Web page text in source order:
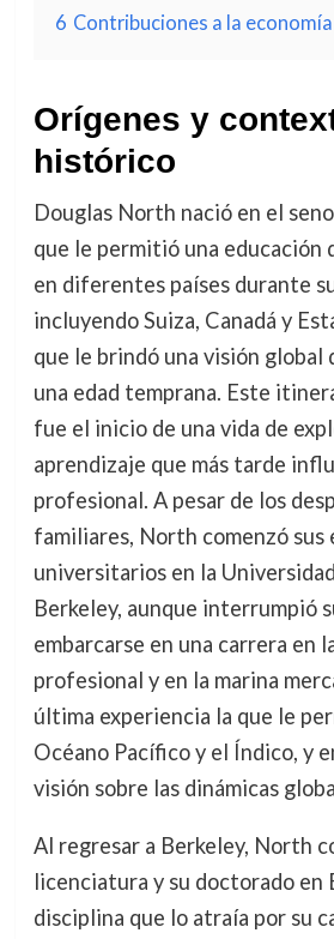
6 Contribuciones a la
Orígenes y
histórico
Douglas North nació en el
que le permitió una educación
en diferentes países durante
incluyendo Suiza, Canadá y
que le brindó una visión global
una edad temprana. Este
fue el inicio de una vida de
aprendizaje que más tarde
profesional. A pesar de los
familiares, North comenzó sus
universitarios en la
Berkeley, aunque interrumpió
embarcarse en una carrera en
profesional y en la marina
última experiencia la que le
Océano Pacífico y el Índico, y
visión sobre las dinámicas
Al regresar a Berkeley, North
licenciatura y su doctorado en
disciplina que lo atraía por su